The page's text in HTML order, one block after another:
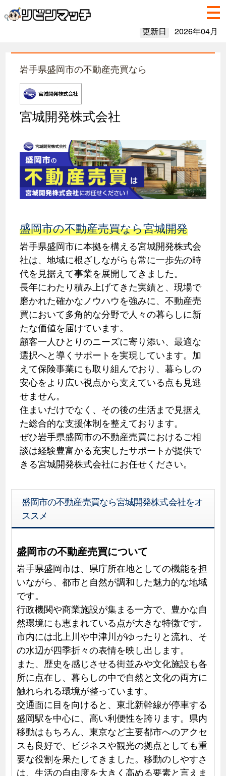
更新日 2026年04月
岩手県盛岡市の不動産売買なら
宮城開発株式会社
盛岡市の不動産売買なら宮城開発
岩手県盛岡市に本拠を構える宮城開発株式会
社は、地域に根ざしながらも常に一歩先の時
代を見据えて事業を展開してきました。
長年にわたり積み上げてきた実績と、現場で
磨かれた確かなノウハウを強みに、不動産売
買において多角的な分野で人々の暮らしに新
たな価値を届けています。
顧客一人ひとりのニーズに寄り添い、最適な
選択へと導くサポートを実現しています。加
えて保険事業にも取り組んでおり、暮らしの
安心をより広い視点から支えている点も見逃
せません。
住まいだけでなく、その後の生活まで見据え
た総合的な支援体制を整えております。
ぜひ岩手県盛岡市の不動産売買におけるご相
談は経験豊富かる充実したサポートが提供で
きる宮城開発株式会社にお任せください。
盛岡市の不動産売買なら宮城開発株式会社をオ
ススメ
盛岡市の不動産売買について
岩手県盛岡市は、県庁所在地としての機能を担
いながら、都市と自然が調和した魅力的な地域
です。
行政機関や商業施設が集まる一方で、豊かな自
然環境にも恵まれている点が大きな特徴です。
市内には北上川や中津川がゆったりと流れ、そ
の水辺が四季折々の表情を映し出します。
また、歴史を感じさせる街並みや文化施設も各
所に点在し、暮らしの中で自然と文化の両方に
触れられる環境が整っています。
交通面に目を向けると、東北新幹線が停車する
盛岡駅を中心に、高い利便性を誇ります。県内
移動はもちろん、東京など主要都市へのアクセ
スも良好で、ビジネスや観光の拠点としても重
要な役割を果たしてきました。移動のしやすさ
は、生活の自由度を大きく高める要素と言えま